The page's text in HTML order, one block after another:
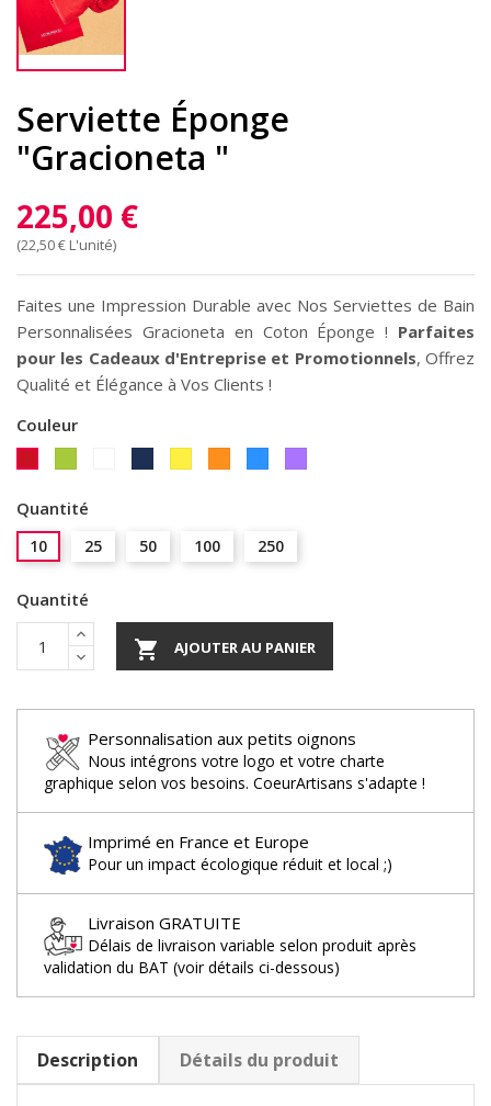
Serviette Éponge
"Gracioneta "
225,00 €
(22,50 € L'unité)
Faites une Impression Durable avec Nos Serviettes de Bain
Personnalisées Gracioneta en Coton Éponge ! Parfaites
pour les Cadeaux d'Entreprise et Promotionnels, Offrez
Qualité et Élégance à Vos Clients !
Couleur
Quantité
10 25 50 100 250
Quantité
 AJOUTER AU PANIER
Personnalisation aux petits oignons
Nous intégrons votre logo et votre charte
graphique selon vos besoins. CoeurArtisans s'adapte !
Imprimé en France et Europe
Pour un impact écologique réduit et local ;)
Livraison GRATUITE
Délais de livraison variable selon produit après
validation du BAT (voir détails ci-dessous)
Description Détails du produit